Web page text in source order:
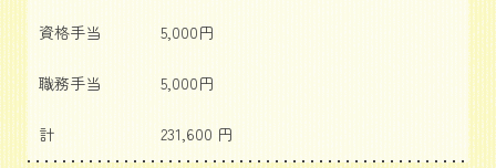
資格手当 5,000円
職務手当 5,000円
計 231,600 円